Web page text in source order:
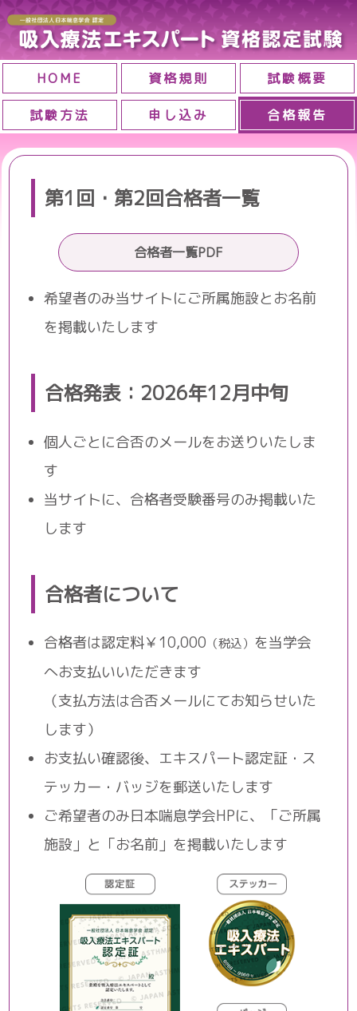
HOME 資格規則 試験概要
試験方法 申し込み 合格報告
第1回・第2回合格者一覧
合格者一覧PDF
希望者のみ当サイトにご所属施設とお名前
を掲載いたします
合格発表：2026年12月中旬
個人ごとに合否のメールをお送りいたしま
す
当サイトに、合格者受験番号のみ掲載いた
します
合格者について
合格者は認定料￥10,000 （税込） を当学会
へお支払いいただきます
（支払方法は合否メールにてお知らせいた
します）
お支払い確認後、エキスパート認定証・ス
テッカー・バッジを郵送いたします
ご希望者のみ日本喘息学会HPに、「ご所属
施設」と「お名前」を掲載いたします